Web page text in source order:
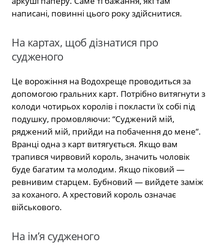
написані, повинні цього року здійснитися.
На картах, щоб дізнатися про
судженого
Це ворожіння на Водохреще проводиться за
допомогою гральних карт. Потрібно витягнути з
колоди чотирьох королів і покласти їх собі під
подушку, промовляючи: “Суджений мій,
ряджений мій, прийди на побачення до мене”.
Вранці одна з карт витягується. Якщо вам
трапився чирвовий король, значить чоловік
буде багатим та молодим. Якщо піковий —
ревнивим старцем. Бубновий — вийдете заміж
за коханого. А хрестовий король означає
військового.
На ім’я судженого